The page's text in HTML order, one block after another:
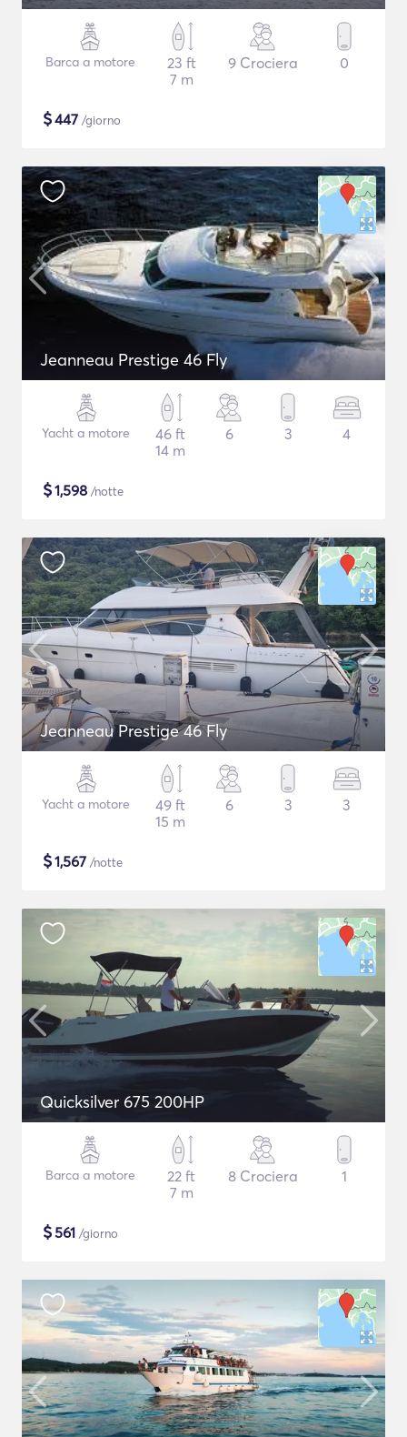
Barca a motore
23 ft
7 m
9 Crociera 0
$447 /giorno
Jeanneau Prestige 46 Fly
Yacht a motore
46 ft
14 m
6 3 4
$1,598 /notte
Jeanneau Prestige 46 Fly
Yacht a motore
49 ft
15 m
6 3 3
$1,567 /notte
Quicksilver 675 200HP
Barca a motore
22 ft
7 m
8 Crociera 1
$561 /giorno